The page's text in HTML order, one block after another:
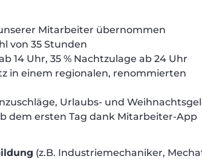
Mitarbeiter übernommen
von 35 Stunden
14 Uhr, 35 % Nachtzulage ab 24 Uhr
in einem regionalen, renommierten
Urlaubs- und
dem ersten Tag dank Mitarbeiter-App
(z.B. Industriemechaniker,